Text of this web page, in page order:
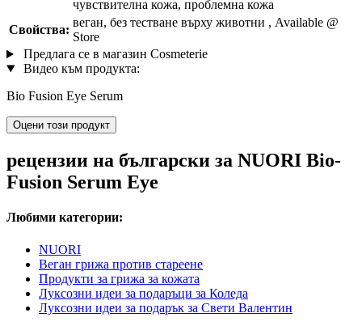
чувствителна кожа, проблемна кожа
Свойства:
веган, без тестване върху животни , Available @
Store
Предлага се в магазин Cosmeterie
Видео към продукта:
Bio Fusion Eye Serum
Оцени този продукт
рецензии на български за NUORI Bio-
Fusion Serum Eye
Любими категории:
NUORI
Веган грижа против стареене
Продукти за грижа за кожата
Луксозни идеи за подаръци за Коледа
Луксозни идеи за подарък за Свети Валентин